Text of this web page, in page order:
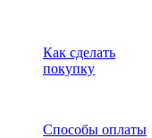
Как сделать
покупку
Способы оплаты